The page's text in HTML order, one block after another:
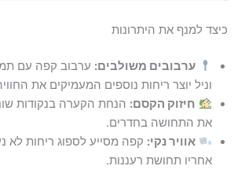
כיצד למנף את היתרונות
ערבובים משולבים: ערבוב קפה עם
וניל יוצר ריחות נוספים המעמיקים את
חיזוק הקסם: הנחת הקערה בנקודות
את התחושה בחדרים.
אוויר נקי: קפה מסייע לספוג ריחות לא
אחריו תחושת רעננות.